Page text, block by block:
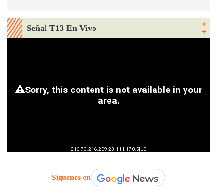
Señal T13 En Vivo
Síguenos en